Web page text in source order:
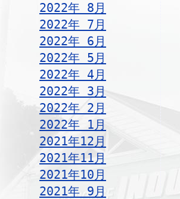
2022年 8月
2022年 7月
2022年 6月
2022年 5月
2022年 4月
2022年 3月
2022年 2月
2022年 1月
2021年12月
2021年11月
2021年10月
2021年 9月